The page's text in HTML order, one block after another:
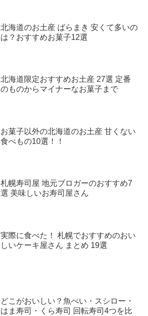
北海道のお土産 ばらまき 安くて多いの
は？おすすめお菓子12選
北海道限定おすすめお土産 27選 定番
のものからマイナーなお菓子まで
お菓子以外の北海道のお土産 甘くない
食べもの10選！！
札幌寿司屋 地元ブロガーのおすすめ7
選 美味しいお寿司屋さん
実際に食べた！ 札幌でおすすめのおい
しいケーキ屋さん まとめ 19選
どこがおいしい？魚べい・スシロー・
はま寿司・くら寿司 回転寿司4つを比